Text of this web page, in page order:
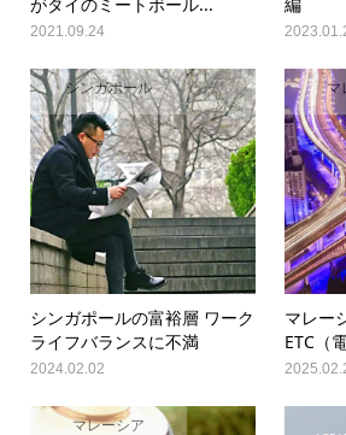
2021.09.24
シンガポール
シンガポールの富裕層 ワーク
ライフバランスに不満
2024.02.02
マ
マレー
ETC（
マレーシア